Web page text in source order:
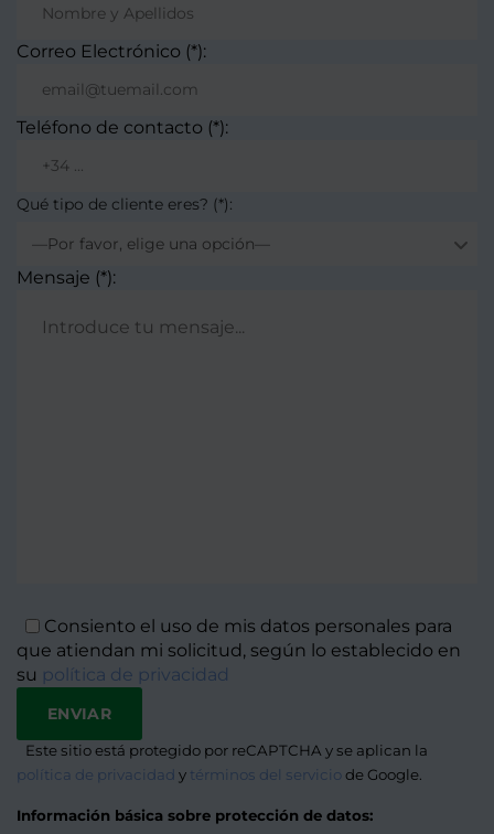
Correo Electrónico (*):
Teléfono de contacto (*):
Qué tipo de cliente eres? (*):
—Por favor, elige una opción—
Mensaje (*):
Consiento el uso de mis datos personales para
que atiendan mi solicitud, según lo establecido en
su política de privacidad
Este sitio está protegido por reCAPTCHA y se aplican la
política de privacidad y términos del serviciode Google.
Información básica sobre protección de datos: